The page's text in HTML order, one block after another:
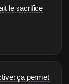
le sacrifice
ça permet